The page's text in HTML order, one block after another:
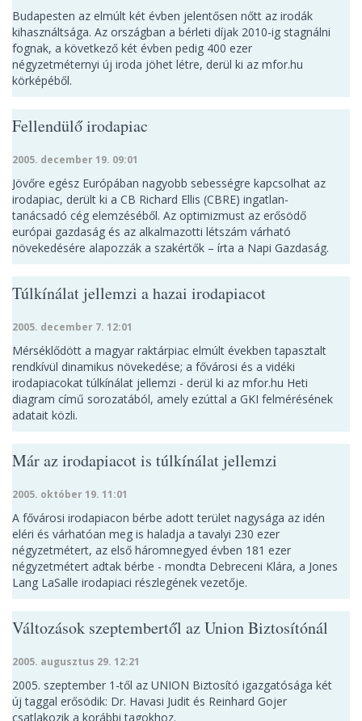
Budapesten az elmúlt két évben jelentősen nőtt az irodák
kihasználtsága. Az országban a bérleti díjak 2010-ig stagnálni
fognak, a következő két évben pedig 400 ezer
négyzetméternyi új iroda jöhet létre, derül ki az mfor.hu
körképéből.
Fellendülő irodapiac
2005. december 19. 09:01
Jövőre egész Európában nagyobb sebességre kapcsolhat az
irodapiac, derült ki a CB Richard Ellis (CBRE) ingatlan-
tanácsadó cég elemzéséből. Az optimizmust az erősödő
európai gazdaság és az alkalmazotti létszám várható
növekedésére alapozzák a szakértők – írta a Napi Gazdaság.
Túlkínálat jellemzi a hazai irodapiacot
2005. december 7. 12:01
Mérséklődött a magyar raktárpiac elmúlt években tapasztalt
rendkívül dinamikus növekedése; a fővárosi és a vidéki
irodapiacokat túlkínálat jellemzi - derül ki az mfor.hu Heti
diagram című sorozatából, amely ezúttal a GKI felmérésének
adatait közli.
Már az irodapiacot is túlkínálat jellemzi
2005. október 19. 11:01
A fővárosi irodapiacon bérbe adott terület nagysága az idén
eléri és várhatóan meg is haladja a tavalyi 230 ezer
négyzetmétert, az első háromnegyed évben 181 ezer
négyzetmétert adtak bérbe - mondta Debreceni Klára, a Jones
Lang LaSalle irodapiaci részlegének vezetője.
Változások szeptembertől az Union Biztosítónál
2005. augusztus 29. 12:21
2005. szeptember 1-től az UNION Biztosító igazgatósága két
új taggal erősödik: Dr. Havasi Judit és Reinhard Gojer
csatlakozik a korábbi tagokhoz.